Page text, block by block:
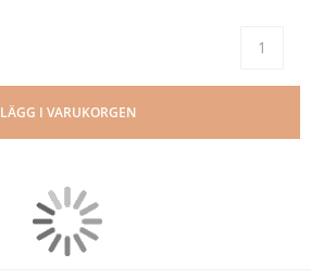
LÄGG I VARUKORGEN